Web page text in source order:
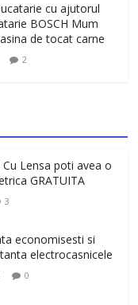
cu ajutorul
BOSCH Mum
de tocat carne
2
Lensa poti avea o
GRATUITA
3
economisesti si
electrocasnicele
0